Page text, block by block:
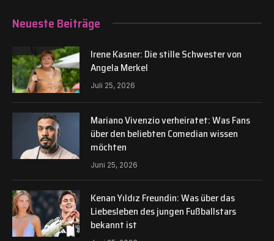
Neueste Beiträge
Irene Kasner: Die stille Schwester von
Angela Merkel
Juli 25, 2026
Mariano Vivenzio verheiratet: Was Fans
über den beliebten Comedian wissen
möchten
Juni 25, 2026
Kenan Yıldız Freundin: Was über das
Liebesleben des jungen Fußballstars
bekannt ist